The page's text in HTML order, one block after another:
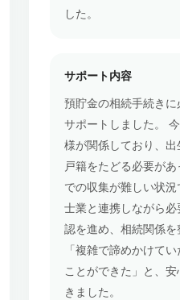
した。
サポート内容
預貯金の相続手続き
サポートしました。
様が関係しており、
戸籍をたどる必要が
での収集が難しい状況
士業と連携しながら
認を進め、相続関係を
「複雑で諦めかけて
ことができた」と、
きました。